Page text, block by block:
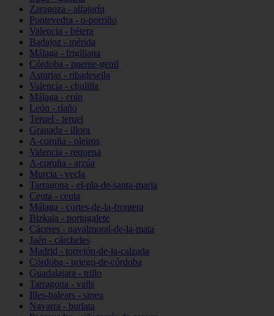
Zaragoza - alfajarín
Pontevedra - o-porriño
Valencia - bétera
Badajoz - mérida
Málaga - frigiliana
Córdoba - puente-genil
Asturias - ribadesella
Valencia - chulilla
Málaga - coín
León - riaño
Teruel - teruel
Granada - illora
A-coruña - oleiros
Valencia - requena
A-coruña - arzúa
Murcia - yecla
Tarragona - el-pla-de-santa-maria
Ceuta - ceuta
Málaga - cortes-de-la-frontera
Bizkaia - portugalete
Cáceres - navalmoral-de-la-mata
Jaén - cárcheles
Madrid - torrejón-de-la-calzada
Córdoba - priego-de-córdoba
Guadalajara - trillo
Tarragona - valls
Illes-balears - sineu
Navarra - burlata